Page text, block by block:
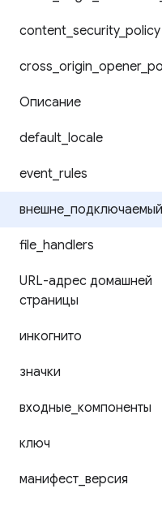
content security_ policy
cross origin opener_
Описание
default locale
event rules
внешне подключаемый
file handlers
URL-адрес домашней
страницы
инкогнито
значки
входные компоненты
ключ
манифест версия